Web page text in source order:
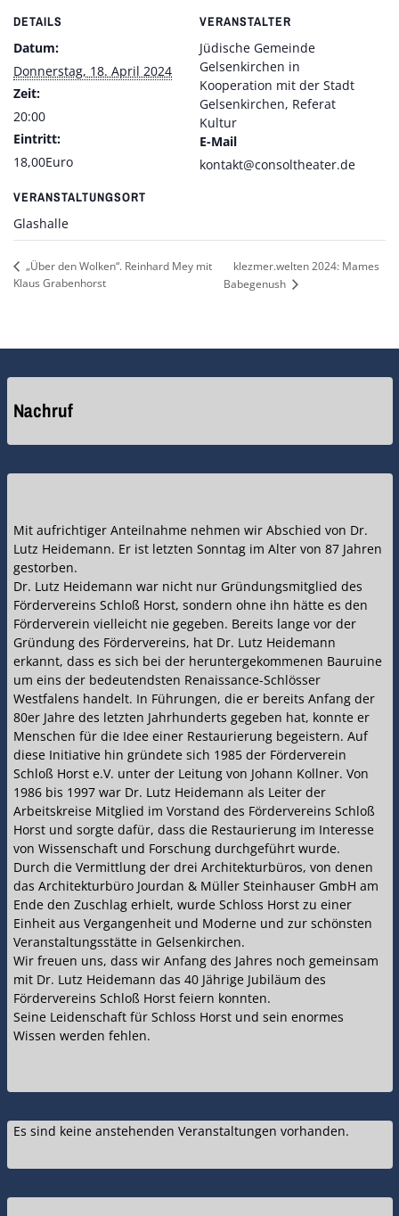
DETAILS
Datum:
Donnerstag, 18. April 2024
Zeit:
20:00
Eintritt:
18,00Euro
VERANSTALTUNGSORT
Glashalle
VERANSTALTER
Jüdische Gemeinde
Gelsenkirchen in
Kooperation mit der Stadt
Gelsenkirchen, Referat
Kultur
E-Mail
kontakt@consoltheater.de
„Über den Wolken“. Reinhard Mey mit
Klaus Grabenhorst
klezmer.welten 2024: Mames
Babegenush
Nachruf
Mit aufrichtiger Anteilnahme nehmen wir Abschied von Dr.
Lutz Heidemann. Er ist letzten Sonntag im Alter von 87 Jahren
gestorben.
Dr. Lutz Heidemann war nicht nur Gründungsmitglied des
Fördervereins Schloß Horst, sondern ohne ihn hätte es den
Förderverein vielleicht nie gegeben. Bereits lange vor der
Gründung des Fördervereins, hat Dr. Lutz Heidemann
erkannt, dass es sich bei der heruntergekommenen Bauruine
um eins der bedeutendsten Renaissance-Schlösser
Westfalens handelt. In Führungen, die er bereits Anfang der
80er Jahre des letzten Jahrhunderts gegeben hat, konnte er
Menschen für die Idee einer Restaurierung begeistern. Auf
diese Initiative hin gründete sich 1985 der Förderverein
Schloß Horst e.V. unter der Leitung von Johann Kollner. Von
1986 bis 1997 war Dr. Lutz Heidemann als Leiter der
Arbeitskreise Mitglied im Vorstand des Fördervereins Schloß
Horst und sorgte dafür, dass die Restaurierung im Interesse
von Wissenschaft und Forschung durchgeführt wurde.
Durch die Vermittlung der drei Architekturbüros, von denen
das Architekturbüro Jourdan & Müller Steinhauser GmbH am
Ende den Zuschlag erhielt, wurde Schloss Horst zu einer
Einheit aus Vergangenheit und Moderne und zur schönsten
Veranstaltungsstätte in Gelsenkirchen.
Wir freuen uns, dass wir Anfang des Jahres noch gemeinsam
mit Dr. Lutz Heidemann das 40 Jährige Jubiläum des
Fördervereins Schloß Horst feiern konnten.
Seine Leidenschaft für Schloss Horst und sein enormes
Wissen werden fehlen.
Es sind keine anstehenden Veranstaltungen vorhanden.